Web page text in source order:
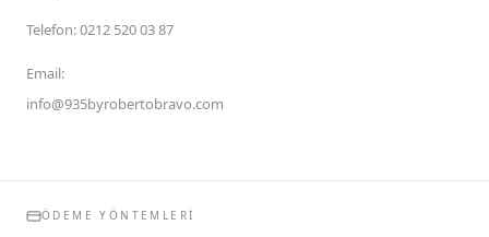
Telefon:0212 520 03 87
Email:
info@935byrobertobravo.com
ÖDEME YÖNTEMLERI